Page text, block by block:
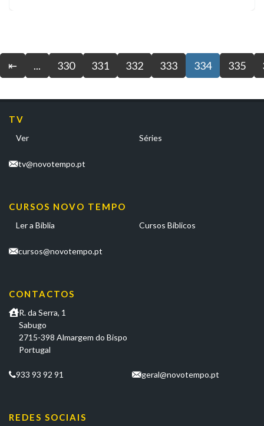
⇤ ... 330 331 332 333 334 335
TV
Ver Séries
tv@novotempo.pt
CURSOS NOVO TEMPO
Ler a Bíblia Cursos Bíblicos
cursos@novotempo.pt
CONTACTOS
R. da Serra, 1
Sabugo
2715-398 Almargem do Bispo
Portugal
933 93 92 91 geral@novotempo.pt
REDES SOCIAIS